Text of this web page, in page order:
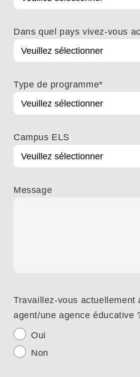
Dans quel pays vivez-vous
Type de programme*
Campus ELS
Message
Travaillez-vous actuellement
agent/une agence éducative
Oui
Non